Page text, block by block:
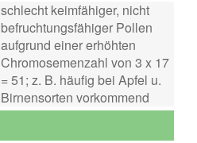
schlecht keimfähiger, nicht
befruchtungsfähiger Pollen
aufgrund einer erhöhten
Chromosemenzahl von 3 x 17
= 51; z. B. häufig bei Apfel u.
Birnensorten vorkommend